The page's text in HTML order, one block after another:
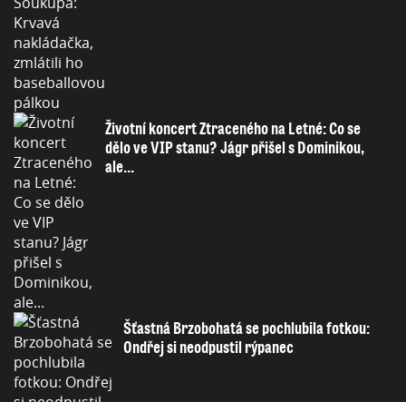
Životní koncert Ztraceného na Letné: Co se
dělo ve VIP stanu? Jágr přišel s Dominikou,
ale...
Šťastná Brzobohatá se pochlubila fotkou:
Ondřej si neodpustil rýpanec